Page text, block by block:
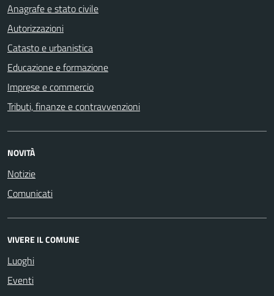
Anagrafe e stato civile
Autorizzazioni
Catasto e urbanistica
Educazione e formazione
Imprese e commercio
Tributi, finanze e contravvenzioni
NOVITÀ
Notizie
Comunicati
VIVERE IL COMUNE
Luoghi
Eventi